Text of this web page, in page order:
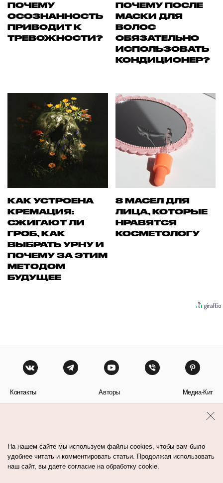
ПОЧЕМУ
ОСОЗНАННОСТЬ
ПРИВОДИТ К
ТРЕВОЖНОСТИ?
ПОЧЕМУ ПОСЛЕ
МАСКИ ДЛЯ
ВОЛОС
ОБЯЗАТЕЛЬНО
ИСПОЛЬЗОВАТЬ
КОНДИЦИОНЕР?
КАК УСТРОЕНА
КРЕМАЦИЯ:
СЖИГАЮТ ЛИ
ГРОБ, КАК
ВЫБРАТЬ УРНУ И
ПОЧЕМУ ЗА ЭТИМ
МЕТОДОМ
БУДУЩЕЕ
8 МАСЕЛ ДЛЯ
ЛИЦА, КОТОРЫЕ
НРАВЯТСЯ
КОСМЕТОЛОГУ
Контакты Авторы Медиа-Кит
На нашем сайте мы используем файлы cookies, чтобы вам было
удобнее читать и комментировать статьи. Продолжая использовать
наш сайт, вы даете согласие на обработку cookie.